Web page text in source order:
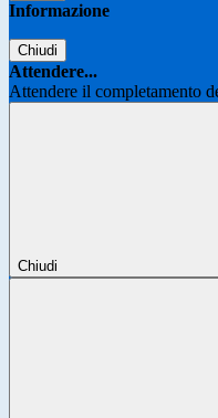
Informazione
Chiudi
Attendere...
Attendere il completamento
Chiudi